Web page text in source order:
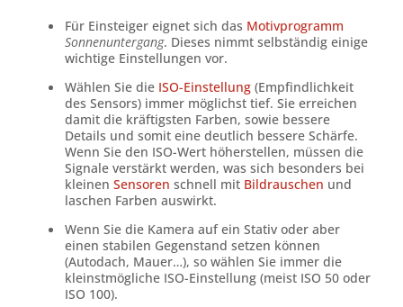
Für Einsteiger eignet sich das Motivprogramm
Sonnenuntergang. Dieses nimmt selbständig einige
wichtige Einstellungen vor.
Wählen Sie die ISO-Einstellung (Empfindlichkeit
des Sensors) immer möglichst tief. Sie erreichen
damit die kräftigsten Farben, sowie bessere
Details und somit eine deutlich bessere Schärfe.
Wenn Sie den ISO-Wert höherstellen, müssen die
Signale verstärkt werden, was sich besonders bei
kleinen Sensoren schnell mit Bildrauschen und
laschen Farben auswirkt.
Wenn Sie die Kamera auf ein Stativ oder aber
einen stabilen Gegenstand setzen können
(Autodach, Mauer…), so wählen Sie immer die
kleinstmögliche ISO-Einstellung (meist ISO 50 oder
ISO 100).